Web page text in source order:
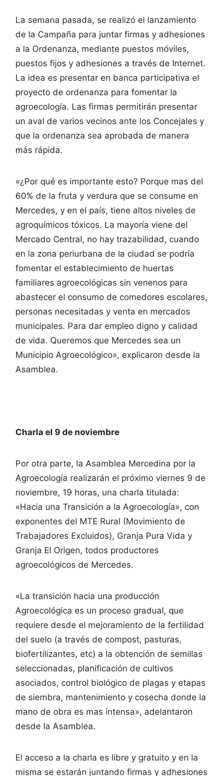
La semana pasada, se realizó el lanzamiento
de la Campaña para juntar firmas y adhesiones
a la Ordenanza, mediante puestos móviles,
puestos fijos y adhesiones a través de Internet.
La idea es presentar en banca participativa el
proyecto de ordenanza para fomentar la
agroecología. Las firmas permitirán presentar
un aval de varios vecinos ante los Concejales y
que la ordenanza sea aprobada de manera
más rápida.
«¿Por qué es importante esto? Porque mas del
60% de la fruta y verdura que se consume en
Mercedes, y en el país, tiene altos niveles de
agroquímicos tóxicos. La mayoría viene del
Mercado Central, no hay trazabilidad, cuando
en la zona periurbana de la ciudad se podría
fomentar el establecimiento de huertas
familiares agroecológicas sin venenos para
abastecer el consumo de comedores escolares,
personas necesitadas y venta en mercados
municipales. Para dar empleo digno y calidad
de vida. Queremos que Mercedes sea un
Municipio Agroecológico», explicaron desde la
Asamblea.
Charla el 9 de noviembre
Por otra parte, la Asamblea Mercedina por la
Agroecología realizarán el próximo viernes 9 de
noviembre, 19 horas, una charla titulada:
«Hacia una Transición a la Agroecología», con
exponentes del MTE Rural (Movimiento de
Trabajadores Excluidos), Granja Pura Vida y
Granja El Origen, todos productores
agroecológicos de Mercedes.
«La transición hacia una producción
Agroecológica es un proceso gradual, que
requiere desde el mejoramiento de la fertilidad
del suelo (a través de compost, pasturas,
biofertilizantes, etc) a la obtención de semillas
seleccionadas, planificación de cultivos
asociados, control biológico de plagas y etapas
de siembra, mantenimiento y cosecha donde la
mano de obra es mas intensa», adelantaron
desde la Asamblea.
El acceso a la charla es libre y gratuito y en la
misma se estarán juntando firmas y adhesiones